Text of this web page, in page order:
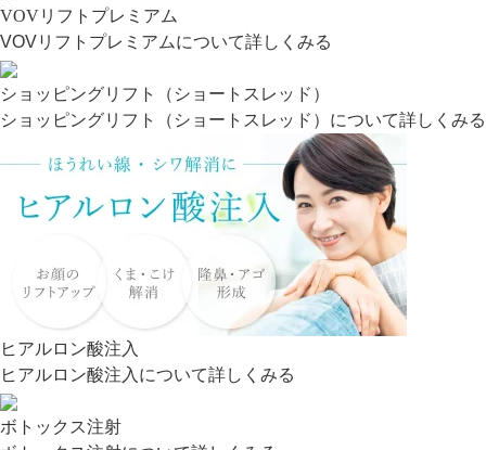
VOVリフトプレミアム
VOVリフトプレミアムについて詳しくみる
ショッピングリフト（ショートスレッド）
ショッピングリフト（ショートスレッド）について詳しくみる
ヒアルロン酸注入
ヒアルロン酸注入について詳しくみる
ボトックス注射